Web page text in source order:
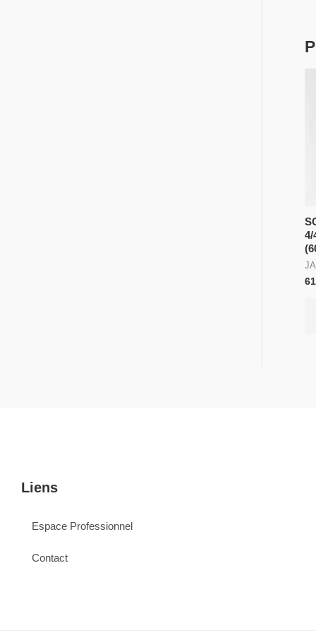
4/
Liens
Espace Professionnel
Contact